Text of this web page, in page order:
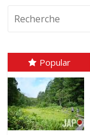
Popular